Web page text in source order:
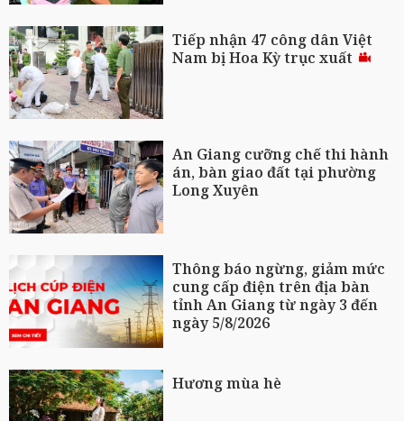
Tiếp nhận 47 công dân Việt
Nam bị Hoa Kỳ trục xuất
An Giang cưỡng chế thi hành
án, bàn giao đất tại phường
Long Xuyên
Thông báo ngừng, giảm mức
cung cấp điện trên địa bàn
tỉnh An Giang từ ngày 3 đến
ngày 5/8/2026
Hương mùa hè